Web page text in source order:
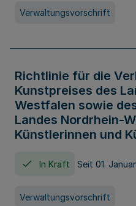
Verwaltungsvorschrift
Richtlinie für die
Kunstpreises des
Westfalen sowie
Landes Nordrhein-
Künstlerinnen und
In Kraft Seit 01.
Verwaltungsvorschrift